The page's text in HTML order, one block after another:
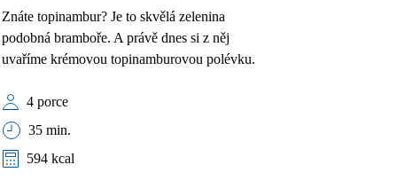
Znáte topinambur? Je to skvělá zelenina
podobná bramboře. A právě dnes si z něj
uvaříme krémovou topinamburovou polévku.
4 porce
35 min.
594 kcal